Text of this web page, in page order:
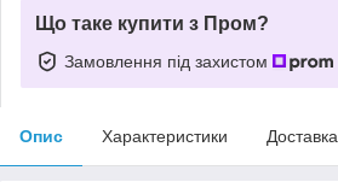
Що таке купити з Пром?
Замовлення під захистом
Опис Характеристики Доставка